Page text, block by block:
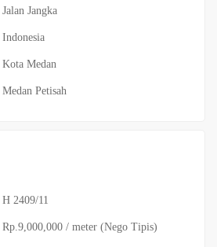
Jalan Jangka
Indonesia
Kota Medan
Medan Petisah
H 2409/11
Rp.9,000,000 / meter (Nego Tipis)